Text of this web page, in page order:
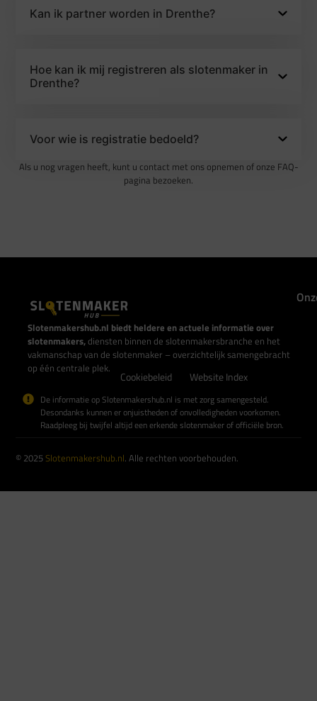
Kan ik partner worden in Drenthe?
Hoe kan ik mij registreren als slotenmaker in
Drenthe?
Voor wie is registratie bedoeld?
Als u nog vragen heeft, kunt u contact met ons opnemen of onze FAQ-
pagina bezoeken.
Slotenmakershub.nl biedt heldere en actuele informatie over
slotenmakers,diensten binnen de slotenmakersbranche en het
vakmanschap van de slotenmaker – overzichtelijk samengebracht
op één centrale plek.
Cookiebeleid Website Index
De informatie op Slotenmakershub.nl is met zorg samengesteld.
Desondanks kunnen er onjuistheden of onvolledigheden voorkomen.
Raadpleeg bij twijfel altijd een erkende slotenmaker of officiële bron.
© 2025Slotenmakershub.nl. Alle rechten voorbehouden.